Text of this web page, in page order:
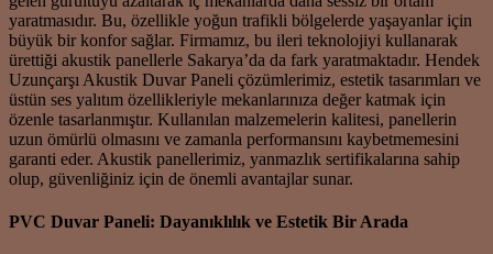
yaratmasıdır. Bu, özellikle yoğun trafikli bölgelerde yaşayanlar için
büyük bir konfor sağlar. Firmamız, bu ileri teknolojiyi kullanarak
ürettiği akustik panellerle Sakarya’da da fark yaratmaktadır. Hendek
Uzunçarşı Akustik Duvar Paneli çözümlerimiz, estetik tasarımları ve
üstün ses yalıtım özellikleriyle mekanlarınıza değer katmak için
özenle tasarlanmıştır. Kullanılan malzemelerin kalitesi, panellerin
uzun ömürlü olmasını ve zamanla performansını kaybetmemesini
garanti eder. Akustik panellerimiz, yanmazlık sertifikalarına sahip
olup, güvenliğiniz için de önemli avantajlar sunar.
PVC Duvar Paneli: Dayanıklılık ve Estetik Bir Arada